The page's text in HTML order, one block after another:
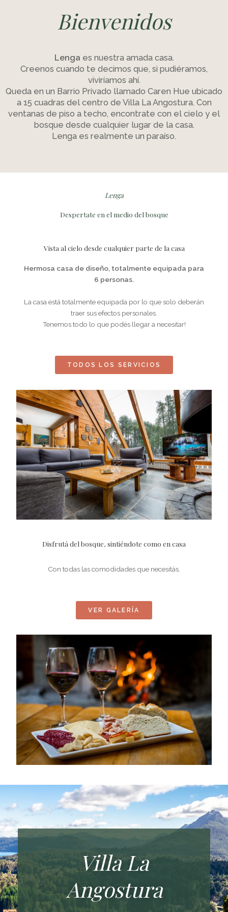
Bienvenidos
Lenga es nuestra amada casa.
Creenos cuando te decimos que, si pudiéramos,
viviríamos ahí.
Queda en un Barrio Privado llamado Caren Hue ubicado
a 15 cuadras del centro de Villa La Angostura. Con
ventanas de piso a techo, encontrate con el cielo y el
bosque desde cualquier lugar de la casa.
Lenga es realmente un paraíso.
Lenga
Despertate en el medio del bosque
Vista al cielo desde cualquier parte de la casa
Hermosa casa de diseño, totalmente equipada para
6 personas.
La casa está totalmente equipada por lo que solo deberán
traer sus efectos personales.
Tenemos todo lo que podés llegar a necesitar!
TODOS LOS SERVICIOS
Disfrutá del bosque, sintiéndote como en casa
Con todas las comodidades que necesitás.
VER GALERÍA
Villa La
Angostura